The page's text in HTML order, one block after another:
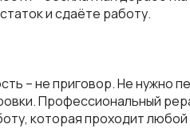
и сдаёте работу.
– не приговор. Не нужно
Профессиональный
которая проходит